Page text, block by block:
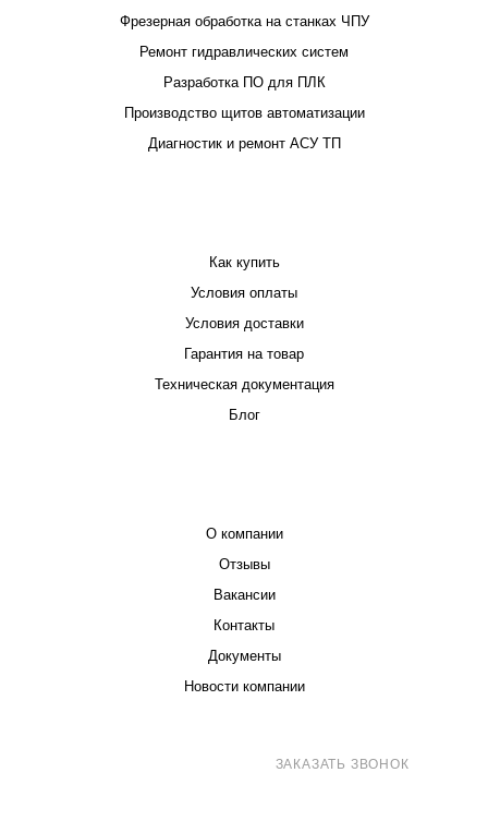
Фрезерная обработка на станках ЧПУ
Ремонт гидравлических систем
Разработка ПО для ПЛК
Производство щитов автоматизации
Диагностик и ремонт АСУ ТП
Как купить
Условия оплаты
Условия доставки
Гарантия на товар
Техническая документация
Блог
О компании
Отзывы
Вакансии
Контакты
Документы
Новости компании
ЗАКАЗАТЬ ЗВОНОК